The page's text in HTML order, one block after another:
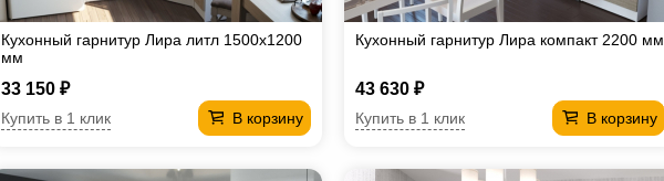
Кухонный гарнитур Лира литл 1500х1200
мм
33 150 ₽
В корзину
Купить в 1 клик
Кухонный гарнитур Лира компакт 2200 мм
43 630 ₽
В корзину
Купить в 1 клик